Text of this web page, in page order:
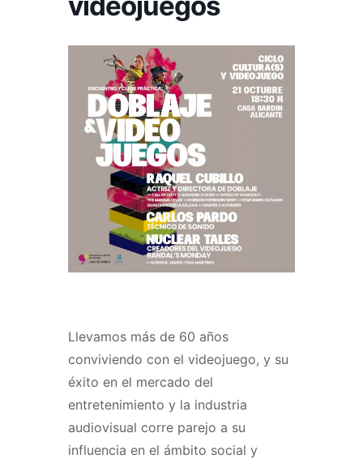
Llevamos más de 60 años
conviviendo con el videojuego, y su
éxito en el mercado del
entretenimiento y la industria
audiovisual corre parejo a su
influencia en el ámbito social y